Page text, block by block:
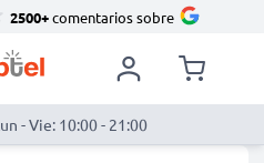
2500+comentarios sobre
- Vie: 10:00 - 21:00